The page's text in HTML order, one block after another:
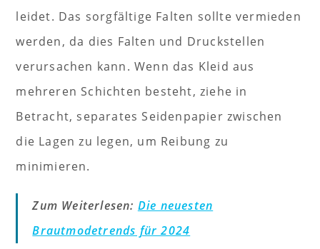
leidet. Das sorgfältige Falten sollte vermieden
werden, da dies Falten und Druckstellen
verursachen kann. Wenn das Kleid aus
mehreren Schichten besteht, ziehe in
Betracht, separates Seidenpapier zwischen
die Lagen zu legen, um Reibung zu
minimieren.
Zum Weiterlesen: Die neuesten
Brautmodetrends für 2024